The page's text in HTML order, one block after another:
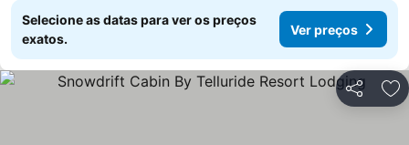
Selecione as datas para ver os preços
exatos.
Ver preços
Partilhar